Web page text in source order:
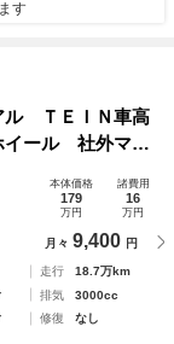
す
ル ＴＥＩＮ車高
イール 社外マフ
本体価格
179
万円
諸費用
16
万円
月々 9,400 円
走行
18.7万km
排気
3000cc
修復
なし